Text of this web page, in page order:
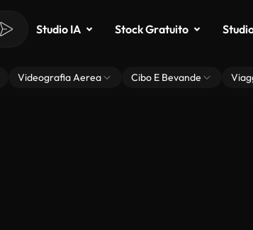
Studio IA Stock Gratuito
Videografia Aerea Cibo E Bevande